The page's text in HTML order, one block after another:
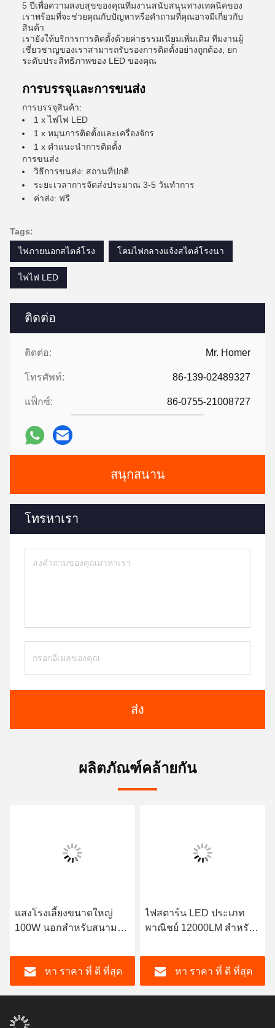
ติดต่อ
ติดต่อ: Mr. Homer
โทรศัพท์: 86-139-02489327
แฟ็กซ์: 86-0755-21008727
สนุกสนาน
โทรหาเรา
ส่ง
5 ปีเพื่อความสงบสุขของคุณทีมงานสนับสนุนทางเทคนิคของ
เราพร้อมที่จะช่วยคุณกับปัญหาหรือคําถามที่คุณอาจมีเกี่ยวกับ
สินค้า
เรายังให้บริการการติดตั้งด้วยค่าธรรมเนียมเพิ่มเติม ทีมงานผู้
เชี่ยวชาญของเราสามารถรับรองการติดตั้งอย่างถูกต้อง, ยก
ระดับประสิทธิภาพของ LED ของคุณ
การบรรจุและการขนส่ง
การบรรจุสินค้า:
1 x ไฟไฟ LED
1 x หมุนการติดตั้งและเครื่องจักร
1 x คําแนะนําการติดตั้ง
การขนส่ง
วิธีการขนส่ง: สถานที่ปกติ
ระยะเวลาการจัดส่งประมาณ 3-5 วันทําการ
ค่าส่ง: ฟรี
Tags:
ไฟภายนอกสไตล์โรง
โคมไฟกลางแจ้งสไตล์โรงนา
ไฟไฟ LED
ผลิตภัณฑ์คล้ายกัน
แสงโรงเลี้ยงขนาดใหญ่
100W นอกสําหรับสนาม
หา ราคา ที่ ดี ที่สุด
ไฟสตาร์น LED ประเภท
พาณิชย์ 12000LM สําหรับ
อาคาร
หา ราคา ที่ ดี ที่สุด